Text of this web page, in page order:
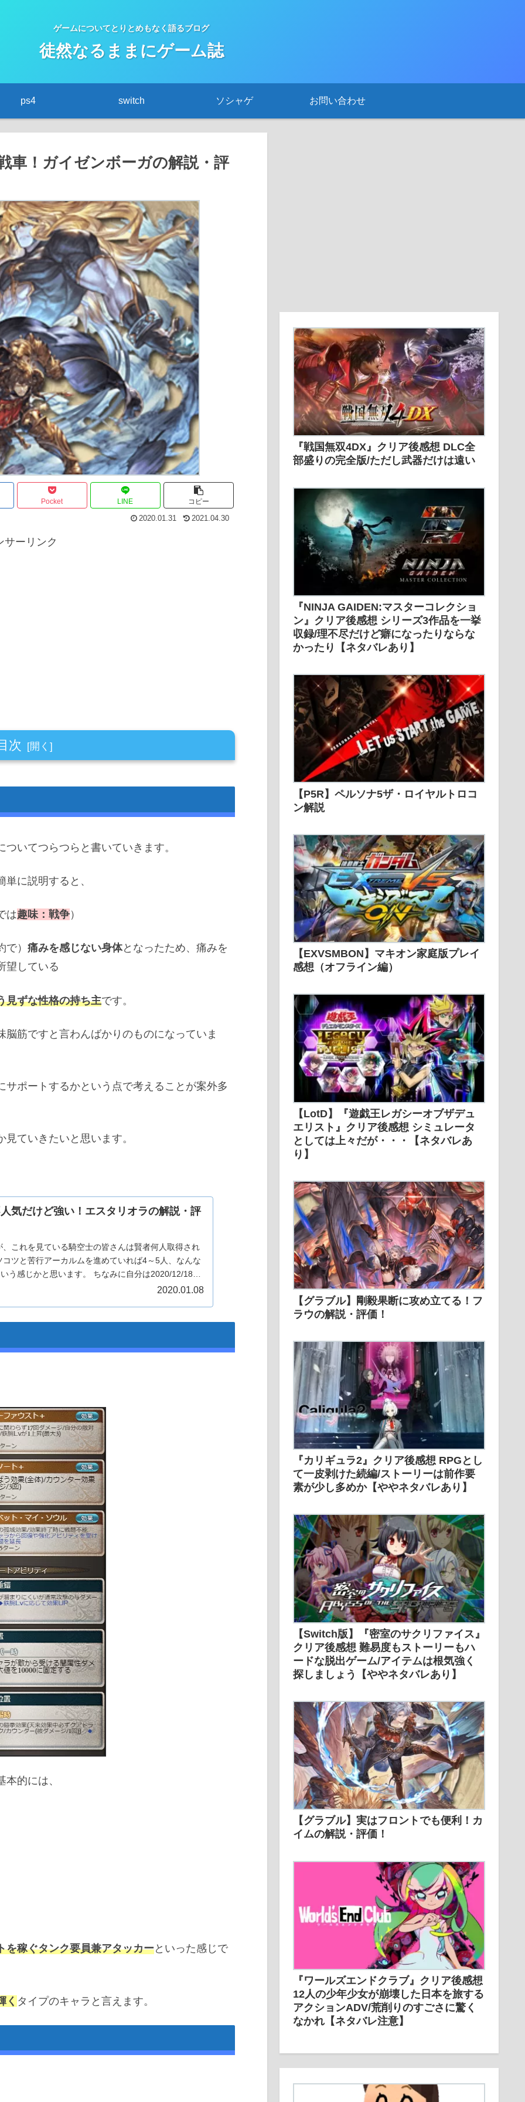
ゲームについてとりとめもなく語るブログ
徒然なるままにゲーム誌
ps4 switch ソシャゲ お問い合わせ
車！ガイゼンボーガの解説・評
Pocket LINE コピー
2020.01.31 2021.04.30
サーリンク
次
ウル
いてつらつらと書いていきます。
に説明すると、
は趣味：戦争）
） 痛みを感じない身体となったため、痛みを
望している
見ずな性格の持ち主です。
筋ですと言わんばかりのものになっていま
ポートするかという点で考えることが案外多
ていきたいと思います。
人気だけど強い！エスタリオラの解説・評
、これを見ている騎空士の皆さんは賢者何人取得され
コツと苦行アーカルムを進めていれば4～5人、なんな
う感じかと思います。 ちなみに自分は2020/12/18に
2020.01.08
的には、
を稼ぐタンク要員兼アタッカーといった感じで
く タイプのキャラと言えます。
『戦国無双4DX』クリア後感想 DLC全
部盛りの完全版/ただし武器だけは遠い
『NINJA GAIDEN:マスターコレクショ
ン』クリア後感想 シリーズ3作品を一挙
収録/理不尽だけど癖になったりならな
かったり【ネタバレあり】
【P5R】ペルソナ5ザ・ロイヤルトロコ
ン解説
【EXVSMBON】マキオン家庭版プレイ
感想（オフライン編）
【LotD】『遊戯王レガシーオブザデュ
エリスト』クリア後感想 シミュレータ
としては上々だが・・・【ネタバレあ
り】
【グラブル】剛毅果断に攻め立てる！フ
ラウの解説・評価！
『カリギュラ2』クリア後感想 RPGとし
て一皮剥けた続編/ストーリーは前作要
素が少し多めか【ややネタバレあり】
【Switch版】『密室のサクリファイス』
クリア後感想 難易度もストーリーもハ
ードな脱出ゲーム/アイテムは根気強く
探しましょう【ややネタバレあり】
【グラブル】実はフロントでも便利！カ
イムの解説・評価！
『ワールズエンドクラブ』クリア後感想
12人の少年少女が崩壊した日本を旅する
アクションADV/荒削りのすごさに驚く
なかれ【ネタバレ注意】